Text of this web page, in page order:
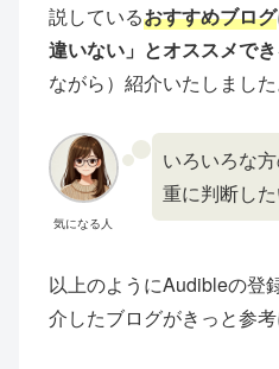
説しているおすすめブログ
違いない」とオススメで
ながら）紹介いたしました
気になる人
いろいろな
重に判断し
以上のようにAudibleの登
介したブログがきっと参考